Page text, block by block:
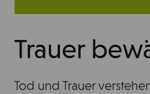
Trauer
Tod und Trauer